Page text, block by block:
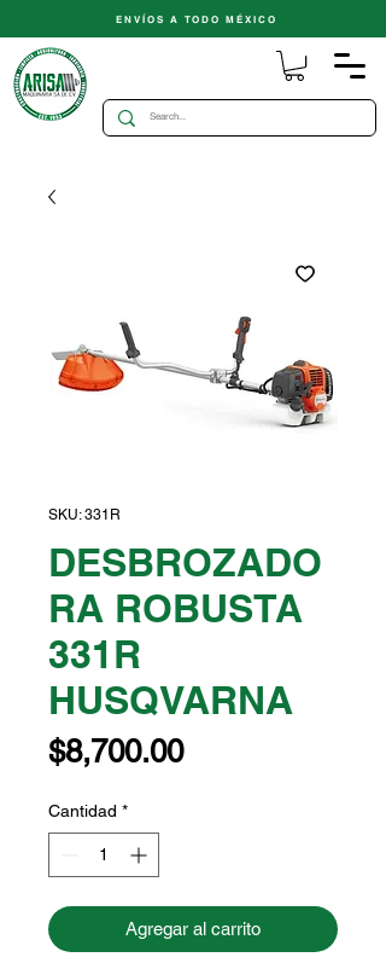
ENVÍOS A TODO MÉXICO
SKU: 331R
DESBROZADO
RA ROBUSTA
331R
HUSQVARNA
$8,700.00Precio
Cantidad *
Agregar al carrito